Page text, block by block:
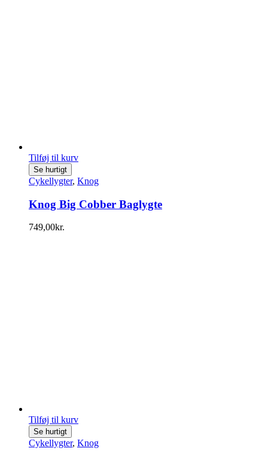
Tilføj til kurv
Se hurtigt
Cykellygter, Knog
Knog Big Cobber Baglygte
749,00kr.
Tilføj til kurv
Se hurtigt
Cykellygter, Knog